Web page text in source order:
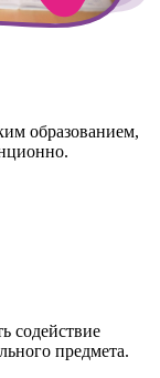
образованием,
содействие
предмета.